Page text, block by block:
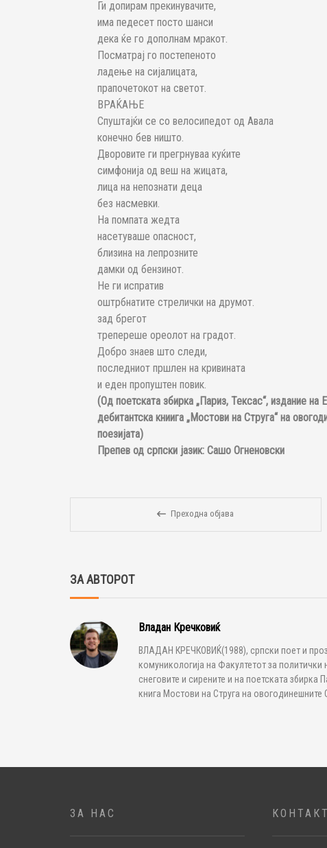
Ги допирам прекинувачите,
има педесет посто шанси
дека ќе го дополнам мракот.
Посматрај го постепеното
ладење на сијалицата,
прапочетокот на светот.
ВРАЌАЊЕ
Спуштајќи се со велосипедот од Авала
конечно бев ништо.
Дворовите ги прегрнуваа куќите
симфонија од веш на жицата,
лица на непознати деца
без насмевки.
На помпата жедта
насетуваше опасност,
близина на лепрозните
дамки од бензинот.
Не ги испратив
оштрбнатите стрелички на друмот.
зад брегот
трепереше ореолот на градот.
Добро знаев што следи,
последниот пршлен на кривината
и еден пропуштен повик.
(Од поетската збирка „Париз, Тексас“, издание
дебитантска книига „Мостови на Струга“ на
поезијата)
Препев од српски јазик: Сашо Огненовски
Преходна објава
ЗА АВТОРОТ
Владан Кречковиќ
ВЛАДАН КРЕЧКОВИЌ(1988), српски поет и
комуникологија на Факултетот за
снеговите и сирените и на поетската збирка
книга Мостови на Струга на овогодинешните
ЗА НАС КОНТАКТ